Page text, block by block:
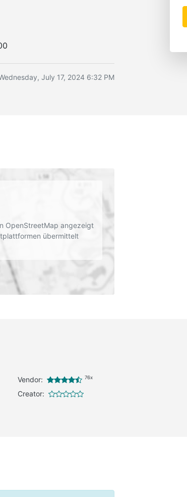
July 17, 2024 6:32 PM
OpenStreetMap angezeigt
übermittelt
Vendor: 76x
Creator: